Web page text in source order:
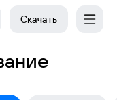
Скачать